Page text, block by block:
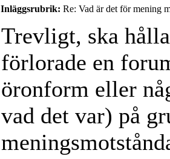
Inläggsrubrik: Re: Vad är det för mening
Trevligt, ska
förlorade en
öronform eller
vad det var) på